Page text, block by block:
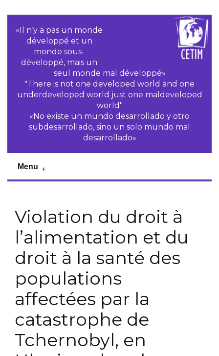
«Il n‘y a pas un monde
développé et un
monde sous-
développé, mais un
seul monde mal développé»
"There is not one developed world and one
underdeveloped world just one maldeveloped
world"
«No existe un mundo desarrollado y otro
subdesarrollado, sino un solo mundo mal
desarrollado»
Menu
Violation du droit à
l’alimentation et du
droit à la santé des
populations
affectées par la
catastrophe de
Tchernobyl, en